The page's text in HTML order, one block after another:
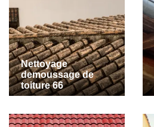
Nettoyage
demoussage de
toiture 66